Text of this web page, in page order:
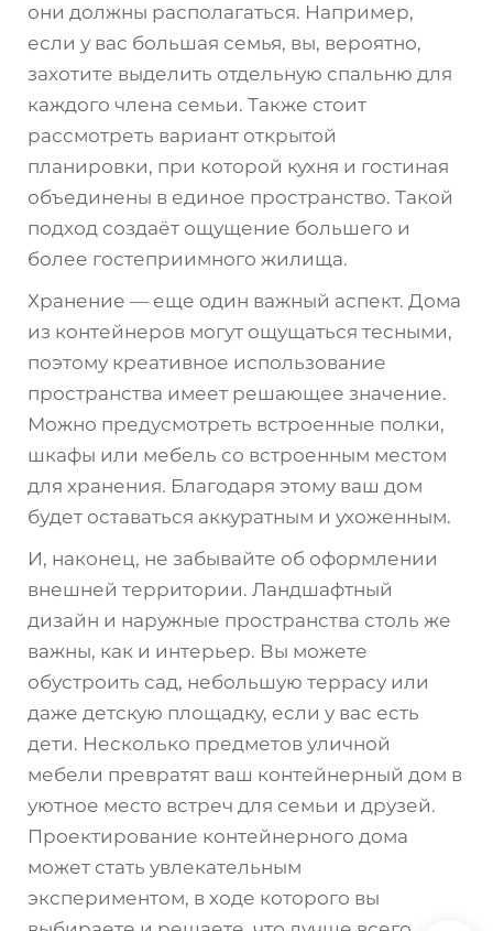
они должны располагаться. Например,
если у вас большая семья, вы, вероятно,
захотите выделить отдельную спальню для
каждого члена семьи. Также стоит
рассмотреть вариант открытой
планировки, при которой кухня и гостиная
объединены в единое пространство. Такой
подход создаёт ощущение большего и
более гостеприимного жилища.
Хранение — еще один важный аспект. Дома
из контейнеров могут ощущаться тесными,
поэтому креативное использование
пространства имеет решающее значение.
Можно предусмотреть встроенные полки,
шкафы или мебель со встроенным местом
для хранения. Благодаря этому ваш дом
будет оставаться аккуратным и ухоженным.
И, наконец, не забывайте об оформлении
внешней территории. Ландшафтный
дизайн и наружные пространства столь же
важны, как и интерьер. Вы можете
обустроить сад, небольшую террасу или
даже детскую площадку, если у вас есть
дети. Несколько предметов уличной
мебели превратят ваш контейнерный дом в
уютное место встреч для семьи и друзей.
Проектирование контейнерного дома
может стать увлекательным
экспериментом, в ходе которого вы